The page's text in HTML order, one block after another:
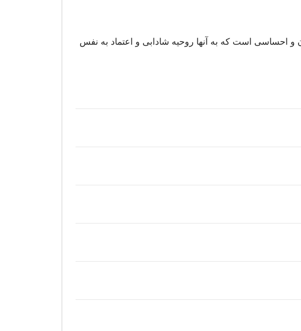
مخصوص خانمهای جوان و احساسی است که به آنها روحیه شادابی و اعتماد به نفس